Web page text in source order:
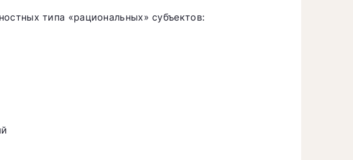
типа «рациональных» субъектов: